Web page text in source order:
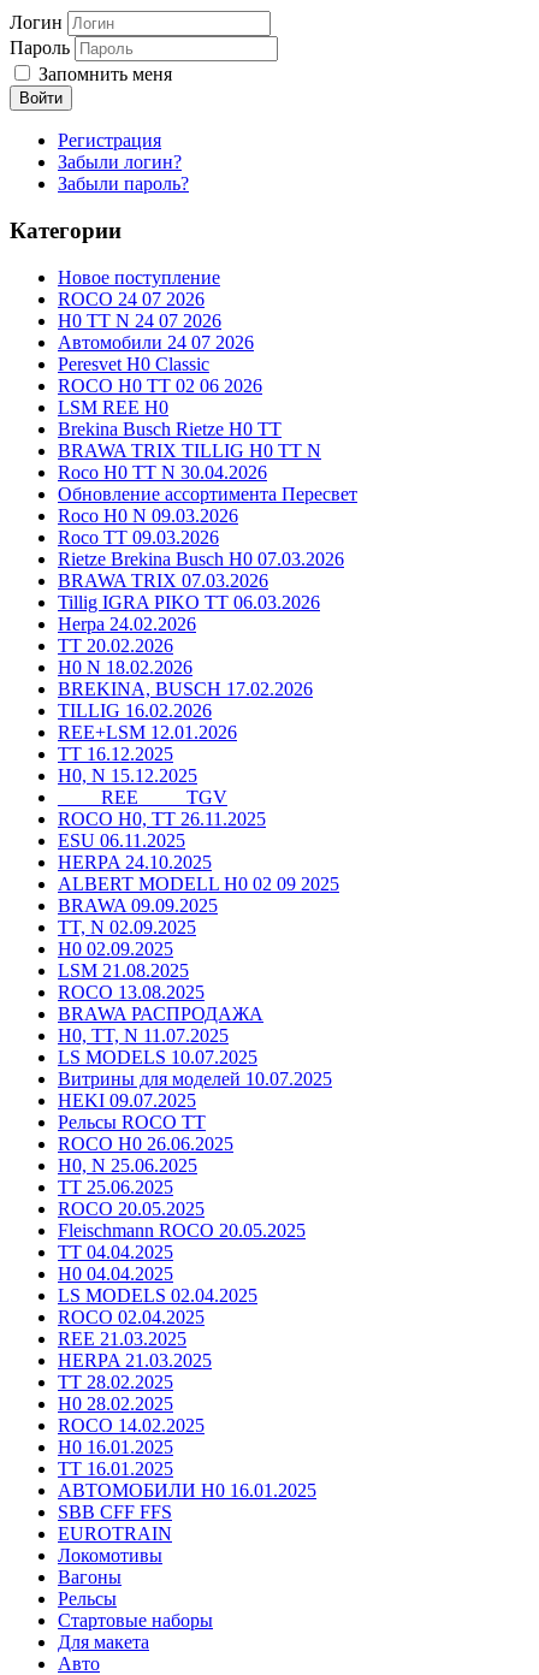
Логин
Пароль
Запомнить меня
Войти
Регистрация
Забыли логин?
Забыли пароль?
Категории
Новое поступление
ROCO 24 07 2026
H0 TT N 24 07 2026
Автомобили 24 07 2026
Peresvet H0 Classic
ROCO H0 TT 02 06 2026
LSM REE H0
Brekina Busch Rietze H0 TT
BRAWA TRIX TILLIG H0 TT N
Roco H0 TT N 30.04.2026
Обновление ассортимента Пересвет
Roco H0 N 09.03.2026
Roco TT 09.03.2026
Rietze Brekina Busch H0 07.03.2026
BRAWA TRIX 07.03.2026
Tillig IGRA PIKO TT 06.03.2026
Herpa 24.02.2026
TT 20.02.2026
H0 N 18.02.2026
BREKINA, BUSCH 17.02.2026
TILLIG 16.02.2026
REE+LSM 12.01.2026
TT 16.12.2025
H0, N 15.12.2025
____ REE ____ TGV
ROCO H0, TT 26.11.2025
ESU 06.11.2025
HERPA 24.10.2025
ALBERT MODELL H0 02 09 2025
BRAWA 09.09.2025
TT, N 02.09.2025
H0 02.09.2025
LSM 21.08.2025
ROCO 13.08.2025
BRAWA РАСПРОДАЖА
H0, TT, N 11.07.2025
LS MODELS 10.07.2025
Витрины для моделей 10.07.2025
HEKI 09.07.2025
Рельсы ROCO TT
ROCO H0 26.06.2025
H0, N 25.06.2025
TT 25.06.2025
ROCO 20.05.2025
Fleischmann ROCO 20.05.2025
TT 04.04.2025
H0 04.04.2025
LS MODELS 02.04.2025
ROCO 02.04.2025
REE 21.03.2025
HERPA 21.03.2025
TT 28.02.2025
H0 28.02.2025
ROCO 14.02.2025
H0 16.01.2025
TT 16.01.2025
АВТОМОБИЛИ H0 16.01.2025
SBB CFF FFS
EUROTRAIN
Локомотивы
Вагоны
Рельсы
Стартовые наборы
Для макета
Авто